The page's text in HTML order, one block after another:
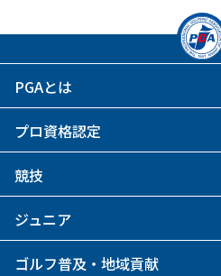
PGAとは
プロ資格認定
競技
ジュニア
ゴルフ普及・地域貢献